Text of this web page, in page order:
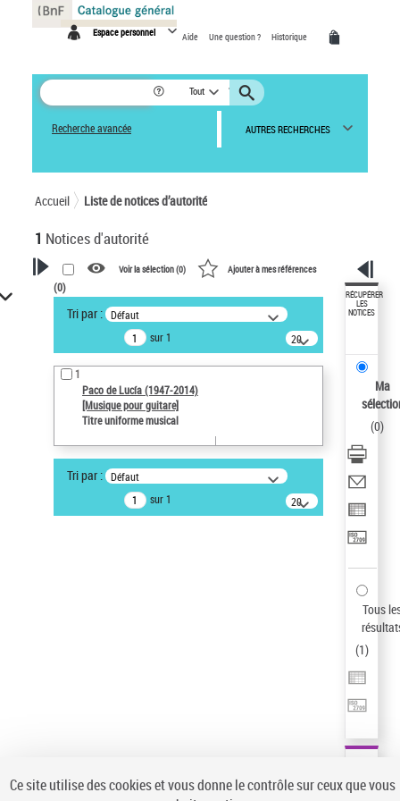
Espace personnel Aide Une question ? Historique
Tout
Recherche avancée AUTRES RECHERCHES
Accueil Liste de notices d’autorité
1 Notices d'autorité
VOTRE RECHERCHE
Recherche avancée dans les
notices d’autorité
Œuvres liées à l'auteur :
Paco de Lucía (1947-2014)
Type de notice d'autorité
Type de notice d'autorité
Voir la sélection (0) Ajouter à mes références
(0)
Tri par : Défaut
sur 1
20
résultats/page
1
Paco de Lucía (1947-2014)
[Musique pour guitare]
Titre uniforme musical
Tri par : Défaut
sur 1
20
résultats/page
RÉCUPÉRER
LES
NOTICES
Ma
(0)
Tous
(1)
Panneau de gestion des cookies
Ce site utilise des cookies et vous donne le contrôle sur ceux que vous